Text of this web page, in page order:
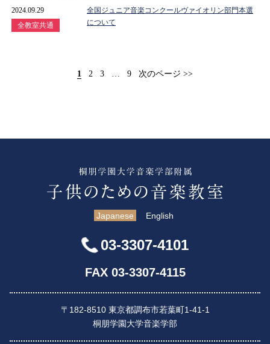
2024.09.29
全教室共通
全国ジュニア音楽コンクールヴァイオリン部門本選
について
1 2 3 9 次のページ >>
Japanese English
03-3307-4101
FAX 03-3307-4115
〒182-8510 東京都調布市若葉町1-41-1
桐朋学園大学音楽学部